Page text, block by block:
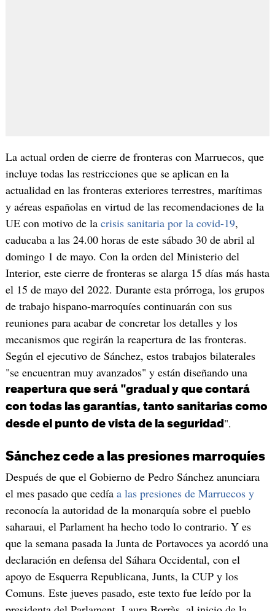
La actual orden de cierre de fronteras con Marruecos, que
incluye todas las restricciones que se aplican en la
actualidad en las fronteras exteriores terrestres, marítimas
y aéreas españolas en virtud de las recomendaciones de la
UE con motivo de la crisis sanitaria por la covid-19,
caducaba a las 24.00 horas de este sábado 30 de abril al
domingo 1 de mayo. Con la orden del Ministerio del
Interior, este cierre de fronteras se alarga 15 días más hasta
el 15 de mayo del 2022. Durante esta prórroga, los grupos
de trabajo hispano-marroquíes continuarán con sus
reuniones para acabar de concretar los detalles y los
mecanismos que regirán la reapertura de las fronteras.
Según el ejecutivo de Sánchez, estos trabajos bilaterales
"se encuentran muy avanzados" y están diseñando una
reapertura que será "gradual y que contará
con todas las garantías, tanto sanitarias como
desde el punto de vista de la seguridad ".
Sánchez cede a las presiones marroquíes
Después de que el Gobierno de Pedro Sánchez anunciara
el mes pasado que cedía a las presiones de Marruecos y
reconocía la autoridad de la monarquía sobre el pueblo
saharaui, el Parlament ha hecho todo lo contrario. Y es
que la semana pasada la Junta de Portavoces ya acordó una
declaración en defensa del Sáhara Occidental, con el
apoyo de Esquerra Republicana, Junts, la CUP y los
Comuns. Este jueves pasado, este texto fue leído por la